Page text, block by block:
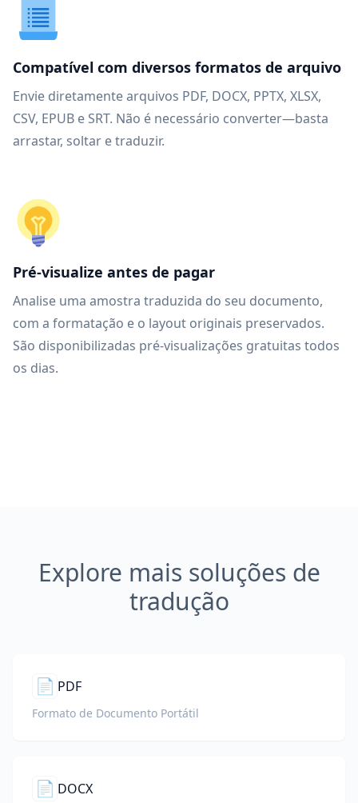
Compatível com diversos formatos de arquivo
Envie diretamente arquivos PDF, DOCX, PPTX, XLSX,
CSV, EPUB e SRT. Não é necessário converter—basta
arrastar, soltar e traduzir.
Pré-visualize antes de pagar
Analise uma amostra traduzida do seu documento,
com a formatação e o layout originais preservados.
São disponibilizadas pré-visualizações gratuitas todos
os dias.
Explore mais soluções de
tradução
📄 PDF
Formato de Documento Portátil
📄 DOCX